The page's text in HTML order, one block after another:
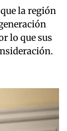
la región
lo que sus